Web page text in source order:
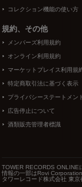
コレクション機能の使い方
規約、その他
メンバーズ利用規約
オンライン利用規約
マーケットプレイス利用規
特定商取引法に基づく表示
プライバシーステートメン
広告停止について
酒類販売管理者標識
TOWER RECORDS ONLINE
情報の一部はRovi
タワーレコード株式会社 東